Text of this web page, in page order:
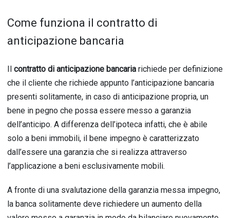
Come funziona il contratto di
anticipazione bancaria
Il contratto di anticipazione bancaria richiede per definizione
che il cliente che richiede appunto l’anticipazione bancaria
presenti solitamente, in caso di anticipazione propria, un
bene in pegno che possa essere messo a garanzia
dell’anticipo. A differenza dell’ipoteca infatti, che è abile
solo a beni immobili, il bene impegno è caratterizzato
dall’essere una garanzia che si realizza attraverso
l’applicazione a beni esclusivamente mobili.
A fronte di una svalutazione della garanzia messa impegno,
la banca solitamente deve richiedere un aumento della